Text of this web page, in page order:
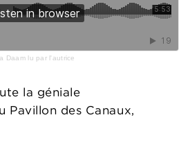
Daam lu par l'autrice
la géniale
Pavillon des Canaux,